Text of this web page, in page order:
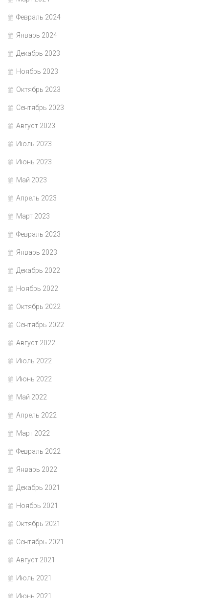
Февраль 2024
Январь 2024
Декабрь 2023
Ноябрь 2023
Октябрь 2023
Сентябрь 2023
Август 2023
Июль 2023
Июнь 2023
Май 2023
Апрель 2023
Март 2023
Февраль 2023
Январь 2023
Декабрь 2022
Ноябрь 2022
Октябрь 2022
Сентябрь 2022
Август 2022
Июль 2022
Июнь 2022
Май 2022
Апрель 2022
Март 2022
Февраль 2022
Январь 2022
Декабрь 2021
Ноябрь 2021
Октябрь 2021
Сентябрь 2021
Август 2021
Июль 2021
Июнь 2021